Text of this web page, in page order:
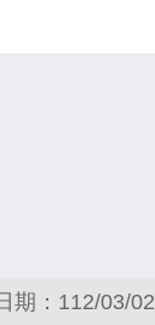
期：112/03/02